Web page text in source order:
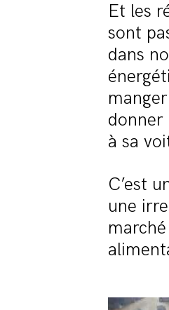
Et les
sont
dans
donner
à sa
C’est
une